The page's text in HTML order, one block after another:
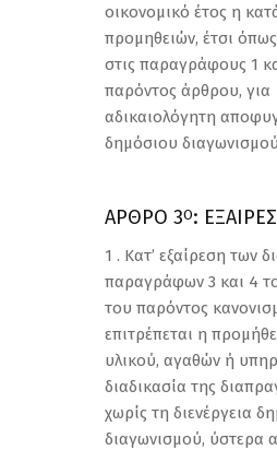
οικονομικό έτος η
προμηθειών, έτσι όπως
στις παραγράφους 1
παρόντος άρθρου, για
αδικαιολόγητη
δημόσιου
ΑΡΘΡΟ 3Ο:
1 . Κατ’ εξαίρεση των
παραγράφων 3 και 4
του παρόντος
επιτρέπεται η
υλικού, αγαθών ή
διαδικασία της
χωρίς τη διενέργεια
διαγωνισμού, ύστερα